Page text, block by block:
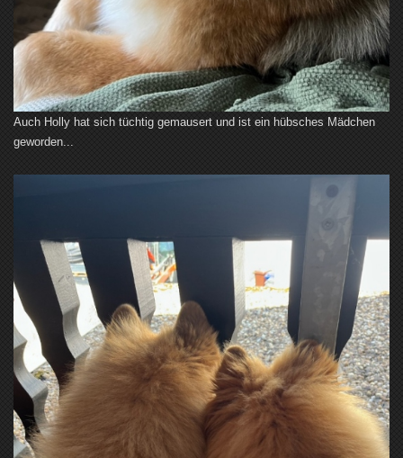
Auch Holly hat sich tüchtig gemausert und ist ein hübsches Mädchen
geworden...